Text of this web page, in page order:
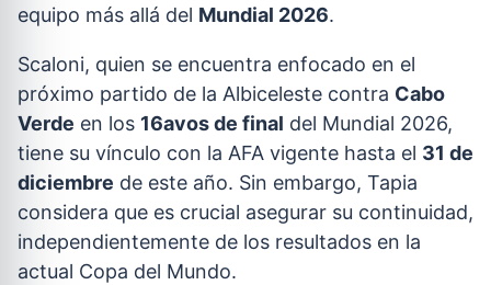
equipo más allá del Mundial 2026.
Scaloni, quien se encuentra enfocado en el
próximo partido de la Albiceleste contra Cabo
Verde en los 16avos de final del Mundial 2026,
tiene su vínculo con la AFA vigente hasta el 31 de
diciembre de este año. Sin embargo, Tapia
considera que es crucial asegurar su continuidad,
independientemente de los resultados en la
actual Copa del Mundo.